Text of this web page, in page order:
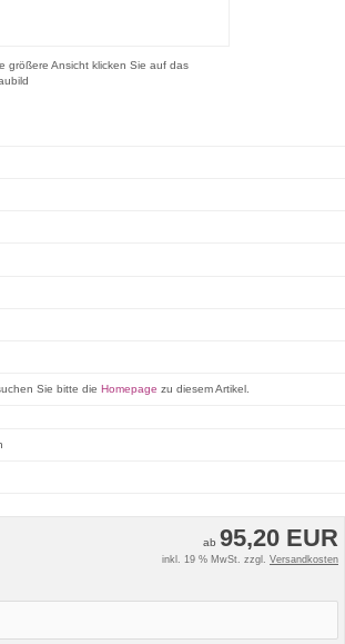
größere Ansicht klicken Sie auf das
ab 95,20 EUR
inkl. 19 % MwSt. zzgl. Versandkosten
Sie bitte die Homepage zu diesem Artikel.